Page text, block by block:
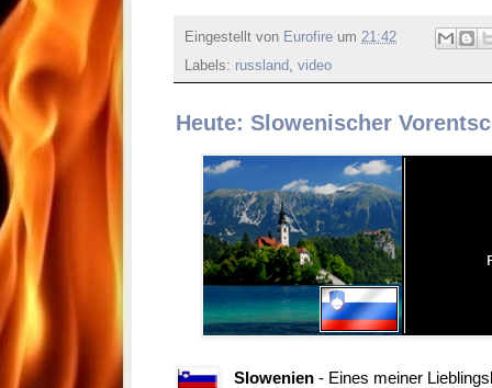
Eingestellt von Eurofire um 21:42
Labels: russland video
Heute: Slowenischer
Slowenien - Eines meiner